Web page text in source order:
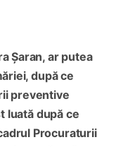
Șaran, ar putea
după ce
preventive
luată după ce
Procuraturii